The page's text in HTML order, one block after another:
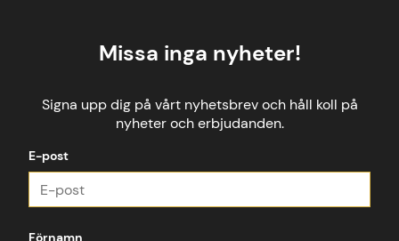
Missa inga nyheter!
Signa upp dig på vårt nyhetsbrev och håll koll på
nyheter och erbjudanden.
E-post
Förnamn